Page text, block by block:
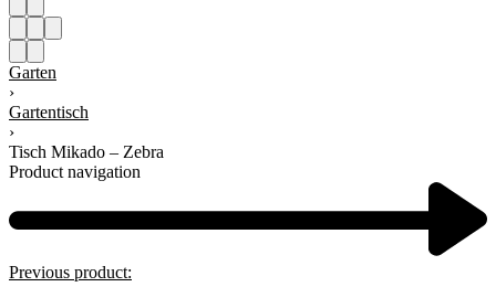
Garten
›
Gartentisch
›
Tisch Mikado – Zebra
Product navigation
Previous product: